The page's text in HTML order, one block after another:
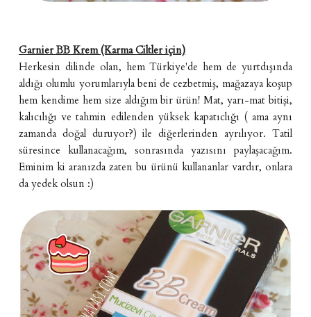
Garnier BB Krem (Karma Ciltler için)
Herkesin dilinde olan, hem Türkiye'de hem de yurtdışında
aldığı olumlu yorumlarıyla beni de cezbetmiş, mağazaya koşup
hem kendime hem size aldığım bir ürün! Mat, yarı-mat bitişi,
kalıcılığı ve tahmin edilenden yüksek kapatıclığı ( ama aynı
zamanda doğal duruyor?) ile diğerlerinden ayrılıyor. Tatil
süresince kullanacağım, sonrasında yazısını paylaşacağım.
Eminim ki aranızda zaten bu ürünü kullananlar vardır, onlara
da yedek olsun :)